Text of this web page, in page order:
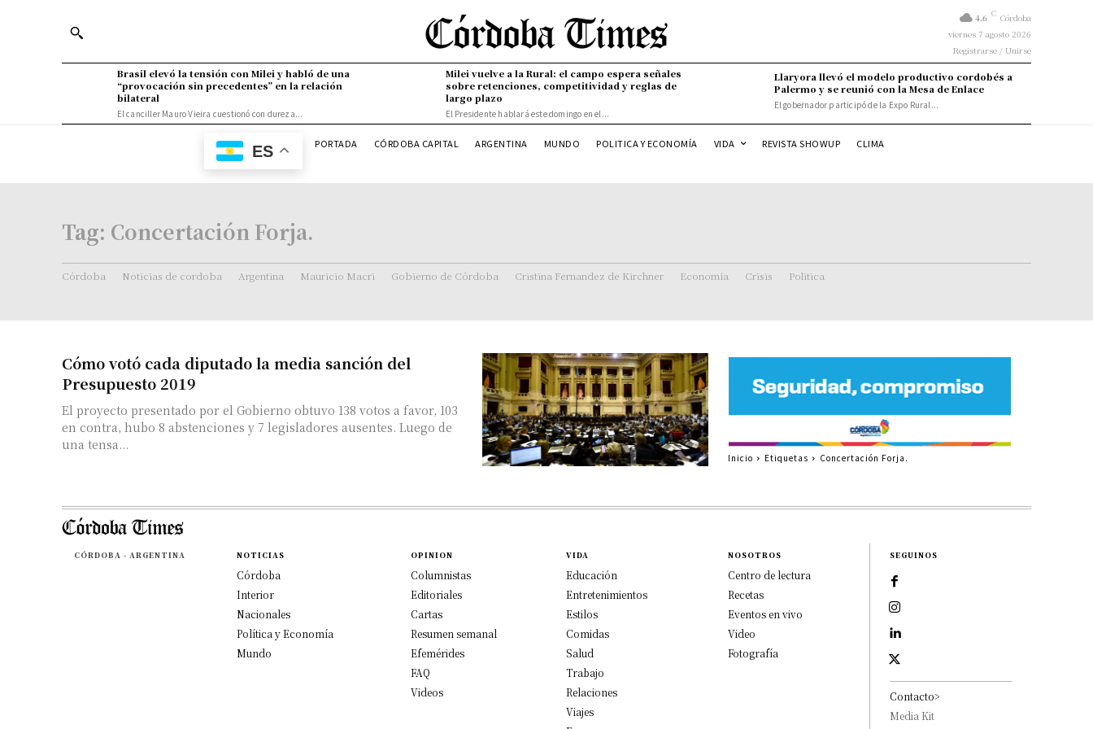
4.6 C Córdoba
viernes 7 agosto 2026
Registrarse / Unirse
Brasil elevó la tensión con Milei y habló de una
“provocación sin precedentes” en la relación
bilateral
El canciller Mauro Vieira cuestionó con dureza...
Milei vuelve a la Rural: el campo espera señales
sobre retenciones, competitividad y reglas de
largo plazo
El Presidente hablará este domingo en el...
Llaryora llevó el modelo productivo cordobés a
Palermo y se reunió con la Mesa de Enlace
El gobernador participó de la Expo Rural...
ES PORTADA CÓRDOBA CAPITAL ARGENTINA MUNDO POLITICA Y ECONOMÍA VIDA REVISTA SHOWUP CLIMA
Tag: Concertación Forja.
Córdoba Noticias de cordoba Argentina Mauricio Macri Gobierno de Córdoba Cristina Fernandez de Kirchner Economía Crisis Politica
Cómo votó cada diputado la media sanción del
Presupuesto 2019
El proyecto presentado por el Gobierno obtuvo 138 votos a favor, 103
en contra, hubo 8 abstenciones y 7 legisladores ausentes. Luego de
una tensa...
Inicio Etiquetas Concertación Forja.
CÓRDOBA - ARGENTINA NOTICIAS
Córdoba
Interior
Nacionales
Política y Economía
Mundo
OPINION
Columnistas
Editoriales
Cartas
Resumen semanal
Efemérides
FAQ
Videos
VIDA
Educación
Entretenimientos
Estilos
Comidas
Salud
Trabajo
Relaciones
Viajes
NOSOTROS
Centro de lectura
Recetas
Eventos en vivo
Video
Fotografía
SEGUINOS
Contacto>
Media Kit